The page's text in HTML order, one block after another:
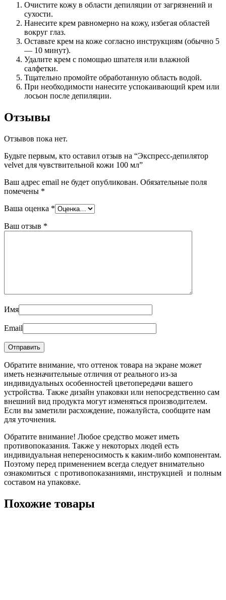
Очистите кожу в области депиляции от загрязнений и
сухости.
Нанесите крем равномерно на кожу, избегая областей
вокруг глаз.
Оставьте крем на коже согласно инструкциям (обычно 5
— 10 минут).
Удалите крем с помощью шпателя или влажной
салфетки.
Тщательно промойте обработанную область водой.
При необходимости нанесите успокаивающий крем или
лосьон после депиляции.
Отзывы
Отзывов пока нет.
Будьте первым, кто оставил отзыв на “Экспресс-депилятор
velvet для чувствительной кожи 100 мл”
Ваш адрес email не будет опубликован. Обязательные поля
помечены *
Ваша оценка *
Ваш отзыв *
Имя
Email
Обратите внимание, что оттенок товара на экране может
иметь незначительные отличия от реального из-за
индивидуальных особенностей цветопередачи вашего
устройства. Также дизайн упаковки или непосредственно сам
внешний вид продукта могут изменяться производителем.
Если вы заметили расхождение, пожалуйста, сообщите нам
для уточнения.
Обратите внимание! Любое средство может иметь
противопоказания. Также у некоторых людей есть
индивидуальная непереносимость к каким-либо компонентам.
Поэтому перед применением всегда следует внимательно
ознакомиться с противопоказаниями, инструкцией и полным
составом на упаковке.
Похожие товары